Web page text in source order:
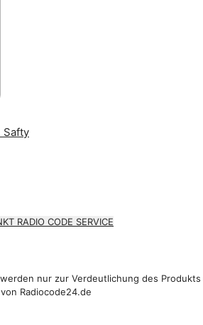
RADIO CODE SERVICE
nur zur Verdeutlichung des Produkts
Radiocode24.de